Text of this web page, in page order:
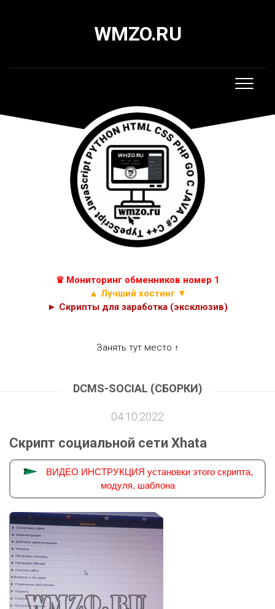
WMZO.RU
♛ Мониторинг обменников номер 1
▲ Лучший хостинг ▼
► Скрипты для заработка (эксклюзив)
Занять тут место ↑
DCMS-SOCIAL (СБОРКИ)
04.10.2022
Скрипт социальной сети Xhata
ВИДЕО ИНСТРУКЦИЯ установки этого скрипта,
модуля, шаблона